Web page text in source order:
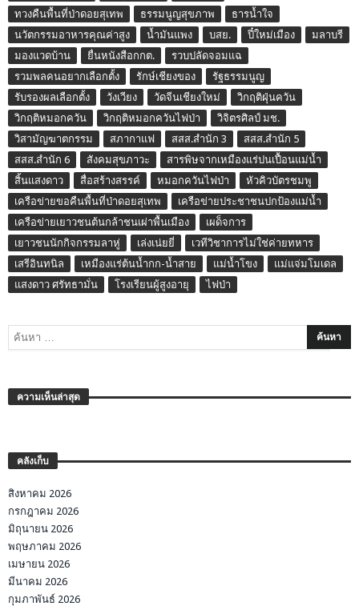
ทวงคืนพื้นที่ป่าดอยสุเทพ
ธรรมนูญสุขภาพ
ธารน้ำใจ
นวัตกรรมอาหารคุณค่าสูง
น้ำมันแพง บสย. ปี๋ใหม่เมือง
มลาบรี
มองแวดบ้าน
ยื่นหนังสือกกต.
รวบปลัดจอมแฉ
รวมพลคนอยากเลือกตั้ง
รักษ์เชียงของ
รัฐธรรมนูญ
รับรองผลเลือกตั้ง
วังเวียง วัดจีนเชียงใหม่
วิกฤติฝุ่นควัน
วิกฤติหมอกควัน
วิกฤติหมอกควันไฟป่า
วิจิตรศิลป์ มช.
วิสามัญฆาตกรรม
สภากาแฟ สสส.สำนัก 3
สสส.สำนัก 5
สสส.สำนัก 6
สังคมสุขภาวะ
สารพิษจากเหมืองแร่ปนเปื้อนแม่น้ำ
สิ้นแสงดาว
สื่อสร้างสรรค์ หมอกควันไฟป่า
หัวคิวบัตรชมพู
เครือข่ายขอคืนพื้นที่ป่าดอยสุเทพ
เครือข่ายประชาชนปกป้องแม่น้ำ
เครือข่ายเยาวชนต้นกล้าชนเผ่าพื้นเมือง
เผด็จการ
เยาวชนนักกิจกรรมลาหู่
เล่งเน่ยยี่
เวทีวิชาการไม่ใช่ค่ายทหาร
เสรีอินทนิล
เหมืองแร่ต้นน้ำกก-น้ำสาย แม่น้ำโขง
แม่แจ่มโมเดล
แสงดาว ศรัทธามั่น
โรงเรียนผู้สูงอายุ ไฟป่า
ความเห็นล่าสุด
คลังเก็บ
สิงหาคม 2026
กรกฎาคม 2026
มิถุนายน 2026
พฤษภาคม 2026
เมษายน 2026
มีนาคม 2026
กุมภาพันธ์ 2026